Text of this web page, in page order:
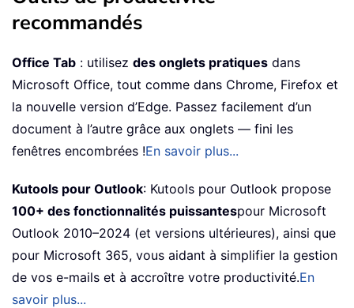
recommandés
Office Tab : utilisez des onglets pratiques dans
Microsoft Office, tout comme dans Chrome, Firefox et
la nouvelle version d’Edge. Passez facilement d’un
document à l’autre grâce aux onglets — fini les
fenêtres encombrées !En savoir plus...
Kutools pour Outlook: Kutools pour Outlook propose
100+ des fonctionnalités puissantespour Microsoft
Outlook 2010–2024 (et versions ultérieures), ainsi que
pour Microsoft 365, vous aidant à simplifier la gestion
de vos e-mails et à accroître votre productivité.En
savoir plus...